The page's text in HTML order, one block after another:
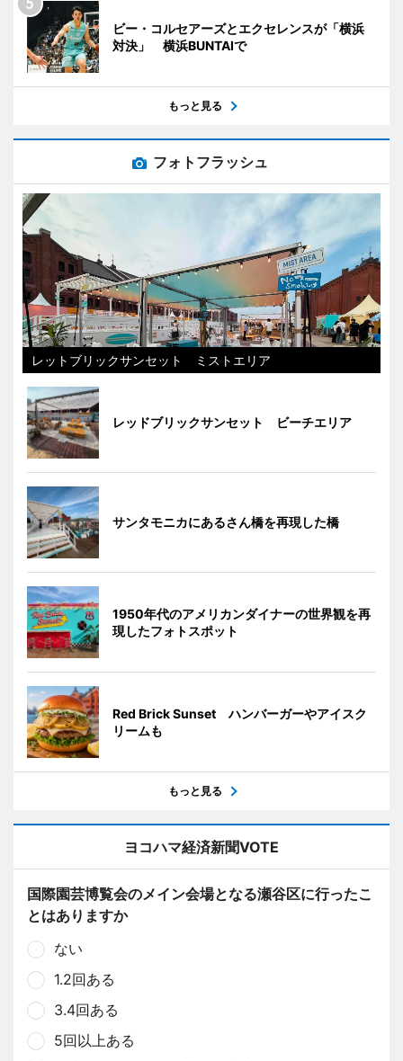
ビー・コルセアーズとエクセレンスが「横浜
対決」 横浜BUNTAIで
もっと見る
フォトフラッシュ
レットブリックサンセット ミストエリア
レッドブリックサンセット ビーチエリア
サンタモニカにあるさん橋を再現した橋
1950年代のアメリカンダイナーの世界観を再
現したフォトスポット
Red Brick Sunset ハンバーガーやアイスク
リームも
もっと見る
ヨコハマ経済新聞VOTE
国際園芸博覧会のメイン会場となる瀬谷区に行ったこ
とはありますか
ない
1.2回ある
3.4回ある
5回以上ある